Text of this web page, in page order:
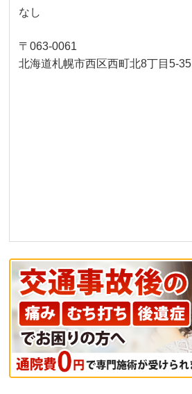
なし
〒063-0061
北海道札幌市西区西町北8丁目5-35